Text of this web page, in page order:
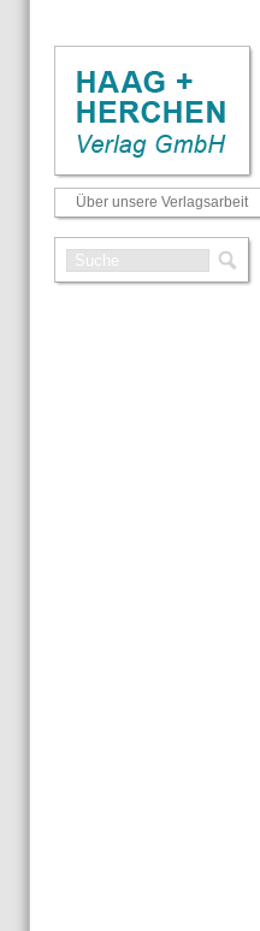
Über unsere Verlagsarbeit